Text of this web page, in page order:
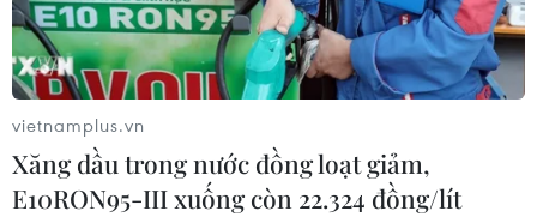
vietnamplus.vn
Xăng dầu trong nước đồng loạt giảm,
E10RON95-III xuống còn 22.324 đồng/lít